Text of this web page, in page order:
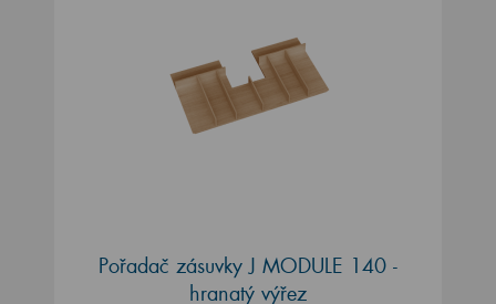
Pořadač zásuvky J MODULE 140 -
hranatý výřez